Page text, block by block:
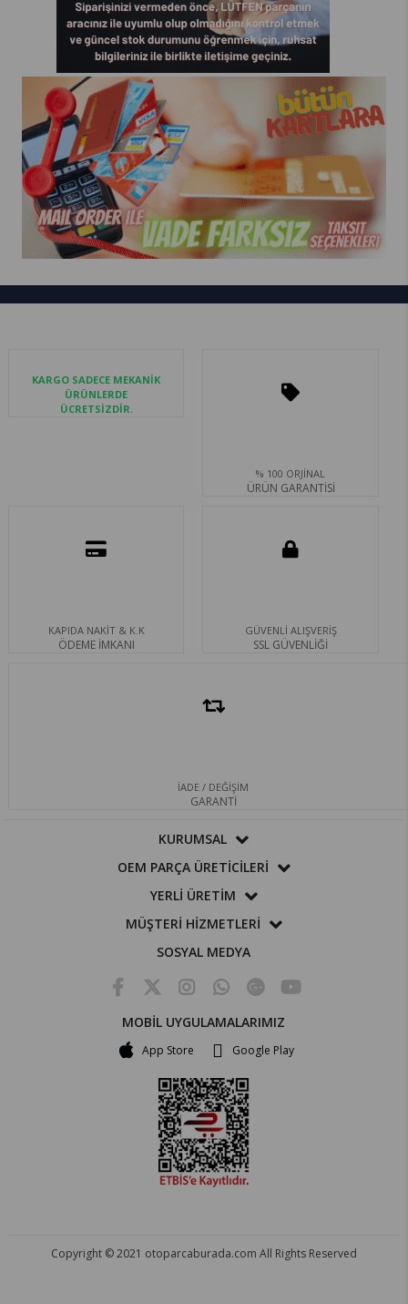
KARGO SADECE MEKANİK
ÜRÜNLERDE
ÜCRETSİZDİR.
% 100 ORJİNAL
ÜRÜN GARANTİSİ
KAPIDA NAKİT & K.K
ÖDEME İMKANI
GÜVENLİ ALIŞVERİŞ
SSL GÜVENLİĞİ
İADE / DEĞİŞİM
GARANTİ
KURUMSAL
OEM PARÇA ÜRETİCİLERİ
YERLİ ÜRETİM
MÜŞTERİ HİZMETLERİ
SOSYAL MEDYA
MOBİL UYGULAMALARIMIZ
App Store Google Play
Copyright © 2021 otoparcaburada.com All Rights Reserved